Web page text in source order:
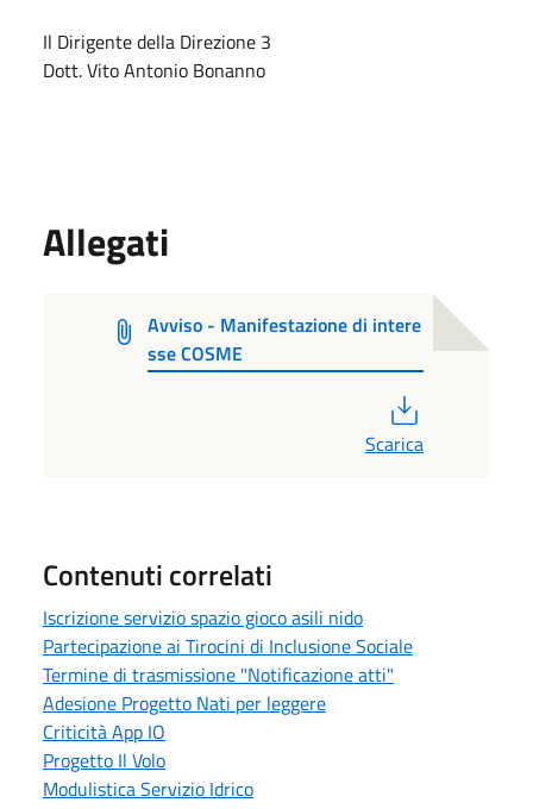
Il Dirigente della Direzione 3
Dott. Vito Antonio Bonanno
Allegati
Avviso - Manifestazione di intere
sse COSME
Scarica
Contenuti correlati
Iscrizione servizio spazio gioco asili nido
Partecipazione ai Tirocini di Inclusione Sociale
Termine di trasmissione "Notificazione atti"
Adesione Progetto Nati per leggere
Criticità App IO
Progetto Il Volo
Modulistica Servizio Idrico